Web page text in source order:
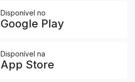
Disponível no
Google Play
Disponível na
App Store